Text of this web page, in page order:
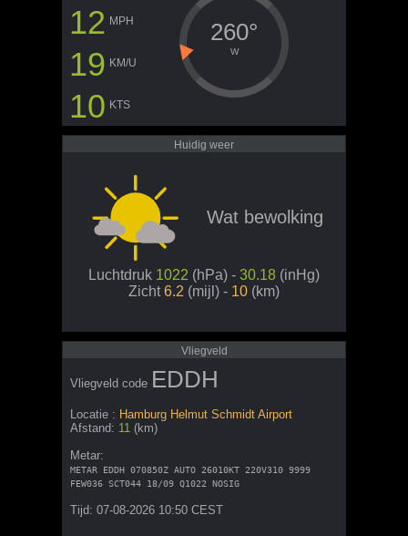
12 MPH
19 KM/U
10 KTS
260°
W
Huidig weer
Wat bewolking
Luchtdruk 1022 (hPa) - 30.18 (inHg)
Zicht6.2 (mijl) - 10 (km)
Vliegveld
Vliegveld code EDDH
Locatie : Hamburg Helmut Schmidt Airport
Afstand: 11 (km)
Metar:
METAR EDDH 070850Z AUTO 26010KT 220V310 9999
FEW036 SCT044 18/09 Q1022 NOSIG
Tijd: 07-08-2026 10:50 CEST